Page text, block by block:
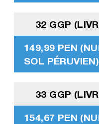
32 GGP
149,99 PEN
SOL PÉRUVIEN)
33 GGP
154,67 PEN